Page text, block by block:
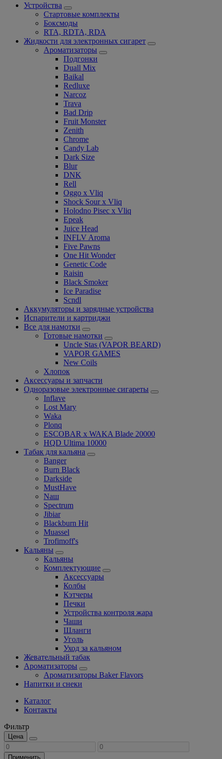
Устройства
Стартовые комплекты
Боксмоды
RTA, RDTA, RDA
Жидкости для электронных сигарет
Ароматизаторы
Подгонки
Duall Mix
Baikal
Redluxe
Narcoz
Trava
Bad Drip
Fruit Monster
Zenith
Chrome
Candy Lab
Dark Size
Blur
DNK
Rell
Oggo x Vliq
Shock Sour x Vliq
Holodno Pisec x Vliq
Epeak
Juice Head
INFLV Aroma
Five Pawns
One Hit Wonder
Genetic Code
Raisin
Black Smoker
Ice Paradise
Scndl
Аккумуляторы и зарядные устройства
Испарители и картриджи
Все для намотки
Готовые намотки
Uncle Stas (VAPOR BEARD)
VAPOR GAMES
New Coils
Хлопок
Аксессуары и запчасти
Одноразовые электронные сигареты
Inflave
Lost Mary
Waka
Plonq
ESCOBAR x WAKA Blade 20000
HQD Ultima 10000
Табак для кальяна
Banger
Burn Black
Darkside
MustHave
Nаш
Spectrum
Jibiar
Blackburn Hit
Muassel
Trofimoff's
Кальяны
Кальяны
Комплектующие
Аксессуары
Колбы
Кэтчеры
Печки
Устройства контроля жара
Чаши
Шланги
Уголь
Уход за кальяном
Жевательный табак
Ароматизаторы
Ароматизаторы Baker Flavors
Напитки и снеки
Каталог
Контакты
Фильтр
Цена
Применить